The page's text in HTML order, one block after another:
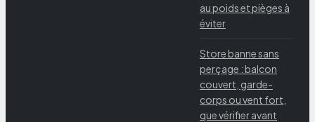
au poids et pièges à
éviter
Store banne sans
perçage : balcon
couvert, garde-
corps ou vent fort,
que vérifier avant